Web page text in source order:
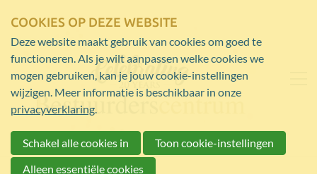
COOKIES OP DEZE WEBSITE
Deze website maakt gebruik van cookies om goed te
functioneren. Als je wilt aanpassen welke cookies we
mogen gebruiken, kan je jouw cookie-instellingen
wijzigen. Meer informatie is beschikbaar in onze
privacyverklaring.
Schakel alle cookies in
Toon cookie-instellingen
Alleen essentiële cookies